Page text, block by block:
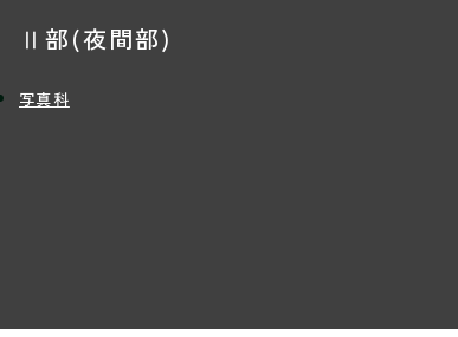
Ⅱ部(夜間部)
写真科